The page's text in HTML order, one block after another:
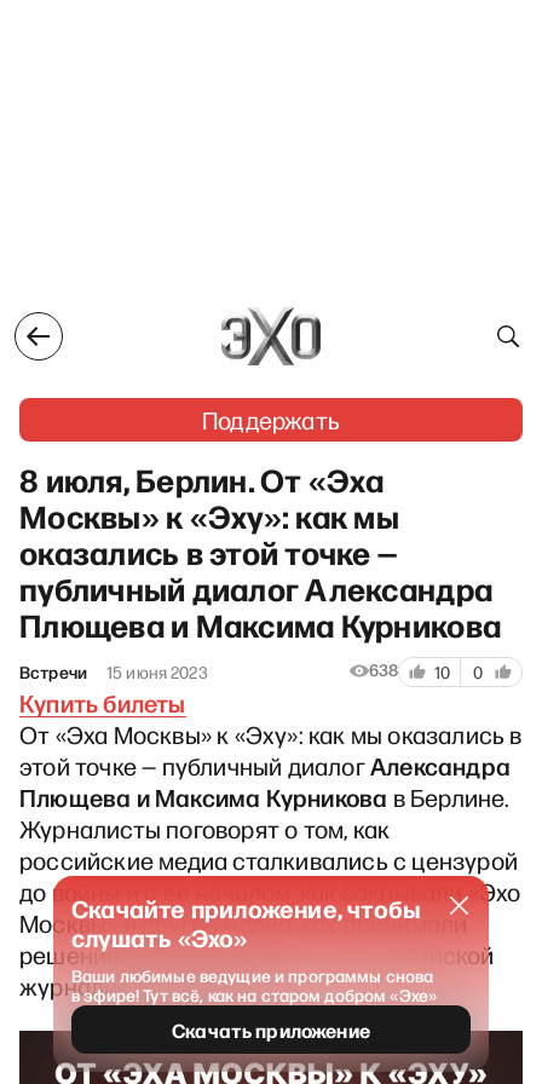
Поддержать
8 июля, Берлин. От «Эха
Москвы» к «Эху»: как мы
оказались в этой точке —
публичный диалог Александра
Плющева и Максима Курникова
Встречи 15 июня 2023 638 10 0
Купить билеты
От «Эха Москвы» к «Эху»: как мы оказались в
этой точке — публичный диалогАлександра
Плющева и Максима Курникова в Берлине.
Журналисты поговорят о том, как
российские медиа сталкивались с цензурой
до войны и с её началом, как закрывали «Эхо
Москвы» и другие медиа, как принимали
решение работать дальше и о российской
журналистике сегодня.
Скачайте приложение, чтобы
слушать «Эхо»
Ваши любимые ведущие и программы снова
в эфире! Тут всё, как на старом добром «Эхе»
Скачать приложение